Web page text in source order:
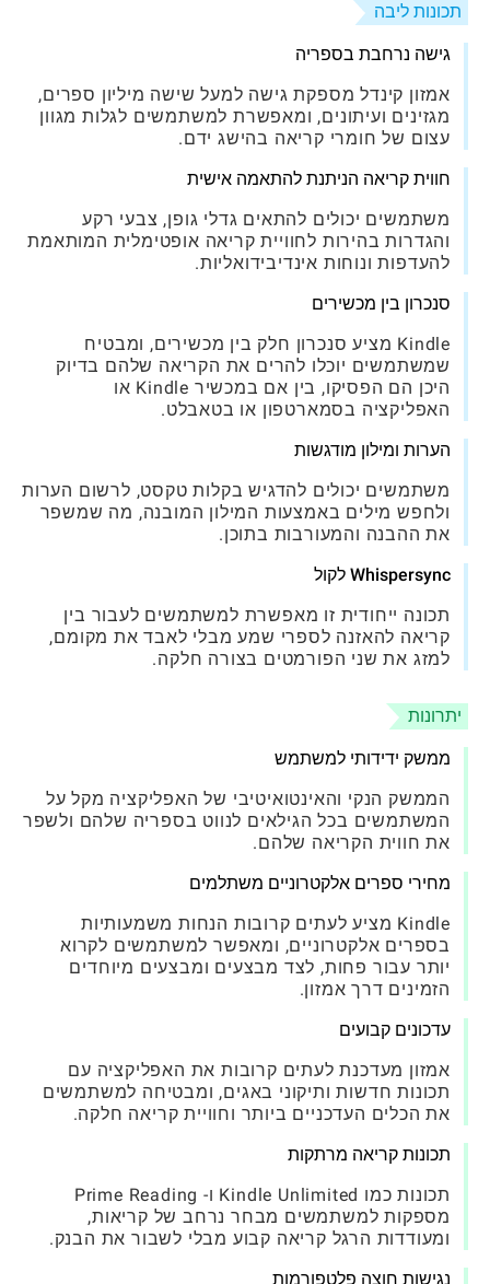
תכונות ליבה
גישה נרחבת בספריה
אמזון קינדל מספקת גישה למעל שישה מיליון ספרים,
מגזינים ועיתונים, ומאפשרת למשתמשים לגלות מגוון
עצום של חומרי קריאה בהישג ידם.
חווית קריאה הניתנת להתאמה אישית
משתמשים יכולים להתאים גדלי גופן, צבעי רקע
והגדרות בהירות לחוויית קריאה אופטימלית המותאמת
להעדפות ונוחות אינדיבידואליות.
סנכרון בין מכשירים
Kindle מציע סנכרון חלק בין מכשירים, ומבטיח
שמשתמשים יוכלו להרים את הקריאה שלהם בדיוק
היכן הם הפסיקו, בין אם במכשיר Kindle או
האפליקציה בסמארטפון או בטאבלט.
הערות ומילון מודגשות
משתמשים יכולים להדגיש בקלות טקסט, לרשום הערות
ולחפש מילים באמצעות המילון המובנה, מה שמשפר
את ההבנה והמעורבות בתוכן.
Whispersync לקול
תכונה ייחודית זו מאפשרת למשתמשים לעבור בין
קריאה להאזנה לספרי שמע מבלי לאבד את מקומם,
למזג את שני הפורמטים בצורה חלקה.
יתרונות
ממשק ידידותי למשתמש
הממשק הנקי והאינטואיטיבי של האפליקציה מקל על
המשתמשים בכל הגילאים לנווט בספריה שלהם ולשפר
את חווית הקריאה שלהם.
מחירי ספרים אלקטרוניים משתלמים
Kindle מציע לעתים קרובות הנחות משמעותיות
בספרים אלקטרוניים, ומאפשר למשתמשים לקרוא
יותר עבור פחות, לצד מבצעים ומבצעים מיוחדים
הזמינים דרך אמזון.
עדכונים קבועים
אמזון מעדכנת לעתים קרובות את האפליקציה עם
תכונות חדשות ותיקוני באגים, ומבטיחה למשתמשים
את הכלים העדכניים ביותר וחוויית קריאה חלקה.
תכונות קריאה מרתקות
תכונות כמו Kindle Unlimited ו- Prime Reading
מספקות למשתמשים מבחר נרחב של קריאות,
ומעודדות הרגל קריאה קבוע מבלי לשבור את הבנק.
נגישות חוצה פלטפורמות